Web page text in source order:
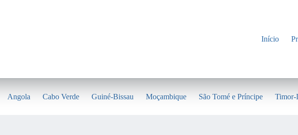
Início
Angola Cabo Verde Guiné-Bissau Moçambique São Tomé e Príncipe Timor-